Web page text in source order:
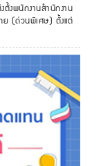
งพนักงานสํานักงาน
ย (ด่วนพิเศษ) ตั้งแต่